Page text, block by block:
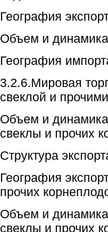
География
Объем и
География
3.2.6.Мировая
свеклой и
Объем и
свеклы и прочих
Структура
География
прочих
Объем и
свеклы и прочих